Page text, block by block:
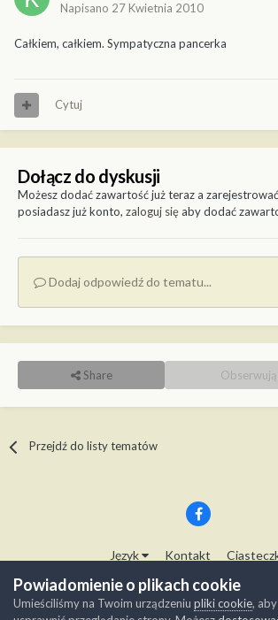
Napisano 27 Kwietnia 2010
Całkiem, całkiem. Sympatyczna pancerka
Cytuj
Dołącz do dyskusji
Możesz dodać zawartość już teraz a
posiadasz już konto, zaloguj sięaby dodać
Dodaj odpowiedź do tematu...
Share
Przejdź do listy tematów
Język Kontakt
Copyright © Modelwork.pl
Powered by Invision Community
Powiadomienie o plikach cookie
Umieściliśmy na Twoim urządzeniu pliki cookie,